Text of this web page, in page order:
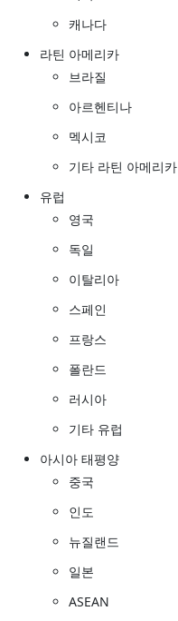
캐나다
라틴 아메리카
브라질
아르헨티나
멕시코
기타 라틴 아메리카
유럽
영국
독일
이탈리아
스페인
프랑스
폴란드
러시아
기타 유럽
아시아 태평양
중국
인도
뉴질랜드
일본
ASEAN